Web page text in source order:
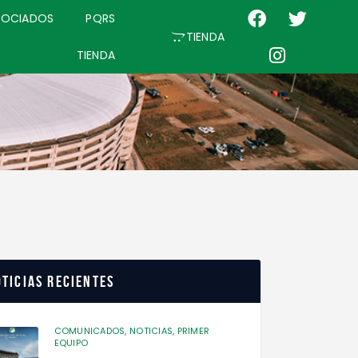
PQRS
TIENDA
TIENDA
recientes
COMUNICADOS, NOTICIAS, PRIMER
EQUIPO